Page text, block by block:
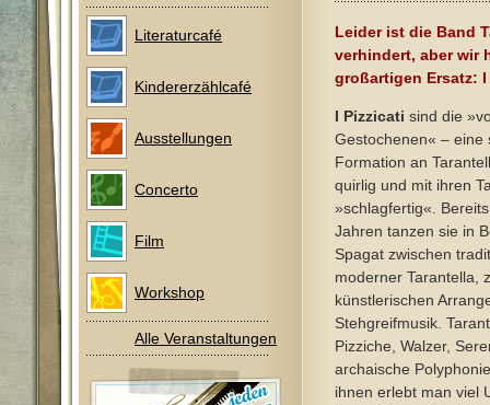
Literaturcafé
Kindererzählcafé
Ausstellungen
Concerto
Film
Workshop
Alle Veranstaltungen
Leider ist die Band
verhindert, aber wir
großartigen Ersatz:
I Pizzicati sind die
Gestochenen« – eine
Formation an
quirlig und mit ihren
»schlagfertig«.
Jahren tanzen sie in
Spagat zwischen
moderner Tarantella,
künstlerischen
Stehgreifmusik.
Pizziche, Walzer,
archaische
ihnen erlebt man viel